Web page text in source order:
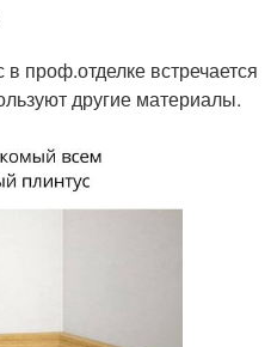
проф.отделке встречается
другие материалы.